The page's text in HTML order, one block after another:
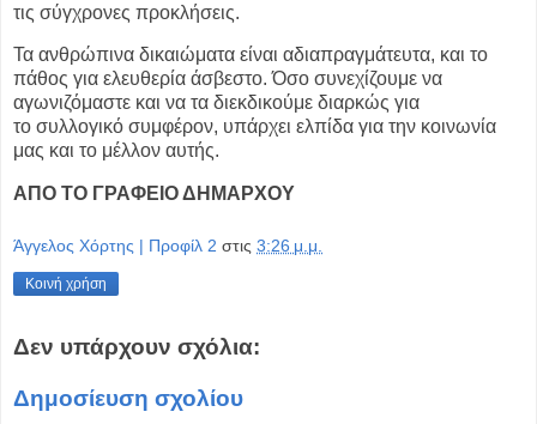
τις σύγχρονες προκλήσεις.
Τα ανθρώπινα δικαιώματα είναι αδιαπραγμάτευτα, και το
πάθος για ελευθερία άσβεστο. Όσο συνεχίζουμε να
αγωνιζόμαστε και να τα διεκδικούμε διαρκώς για
το συλλογικό συμφέρον, υπάρχει ελπίδα για την κοινωνία
μας και το μέλλον αυτής.
ΑΠΟ ΤΟ ΓΡΑΦΕΙΟ ΔΗΜΑΡΧΟΥ
Άγγελος Χόρτης | Προφίλ 2 στις 3:26 μ.μ.
Κοινή χρήση
Δεν υπάρχουν σχόλια:
Δημοσίευση σχολίου